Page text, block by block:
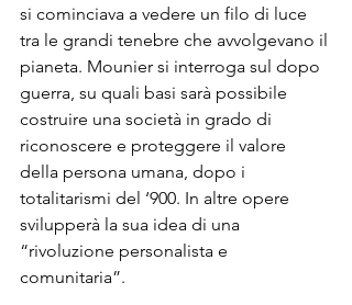
si cominciava a vedere un filo di luce
tra le grandi tenebre che avvolgevano il
pianeta. Mounier si interroga sul dopo
guerra, su quali basi sarà possibile
costruire una società in grado di
riconoscere e proteggere il valore
della persona umana, dopo i
totalitarismi del ‘900. In altre opere
svilupperà la sua idea di una
“rivoluzione personalista e
comunitaria”.